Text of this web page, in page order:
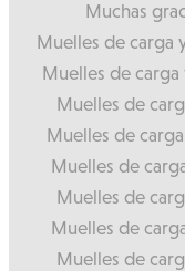
Muchas
Muelles de carga
Muelles de carga
Muelles de
Muelles de
Muelles de
Muelles de
Muelles de
Muelles de